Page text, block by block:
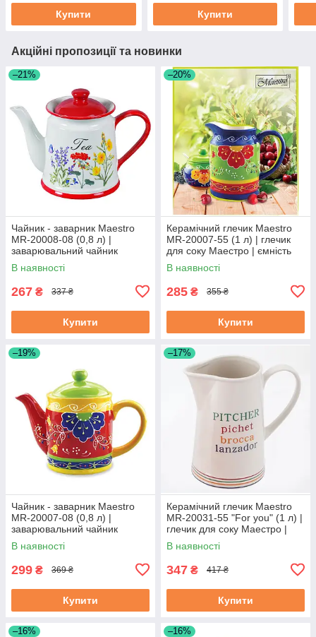
Купити Купити
Акційні пропозиції та новинки
–21%
Чайник - заварник Maestro
MR-20008-08 (0,8 л) |
заварювальний чайник
Маестро | керамічний чайник
Маестро
В наявності
267 ₴ 337 ₴
Купити
–20%
Керамічний глечик Maestro
MR-20007-55 (1 л) | глечик
для соку Маестро | ємність
для води Маестро
В наявності
285 ₴ 355 ₴
Купити
–19%
Чайник - заварник Maestro
MR-20007-08 (0,8 л) |
заварювальний чайник
Маестро | керамічний чайник
Маестро
В наявності
299 ₴ 369 ₴
Купити
–17%
Керамічний глечик Maestro
MR-20031-55 "For you" (1 л) |
глечик для соку Маестро |
ємність для води Маестро
В наявності
347 ₴ 417 ₴
Купити
–16% –16%